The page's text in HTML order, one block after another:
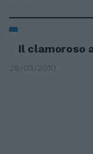
Il clamoroso
28/03/2010